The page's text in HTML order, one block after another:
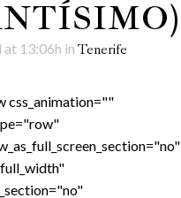
at 13:06h in Tenerife
css_animation=""